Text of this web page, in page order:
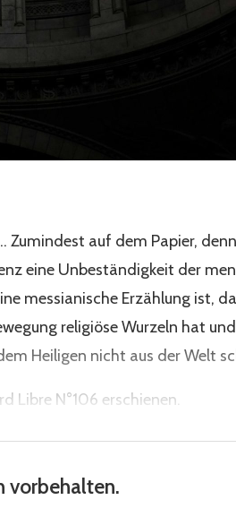
Zumindest auf dem Papier,
eine Unbeständigkeit der
messianische Erzählung ist,
religiöse Wurzeln hat
Heiligen nicht aus der Welt
Libre N°106 erschienen.
vorbehalten.